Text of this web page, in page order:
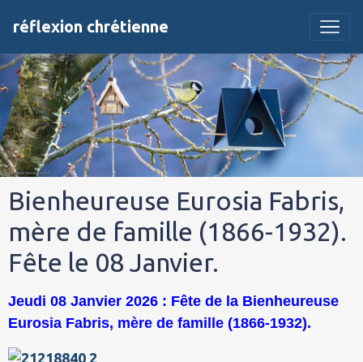
réflexion chrétienne
Bienheureuse Eurosia Fabris,
mère de famille (1866-1932).
Fête le 08 Janvier.
Jeudi 08 Janvier 2026 : Fête de la Bienheureuse
Eurosia Fabris, mère de famille (1866-1932).